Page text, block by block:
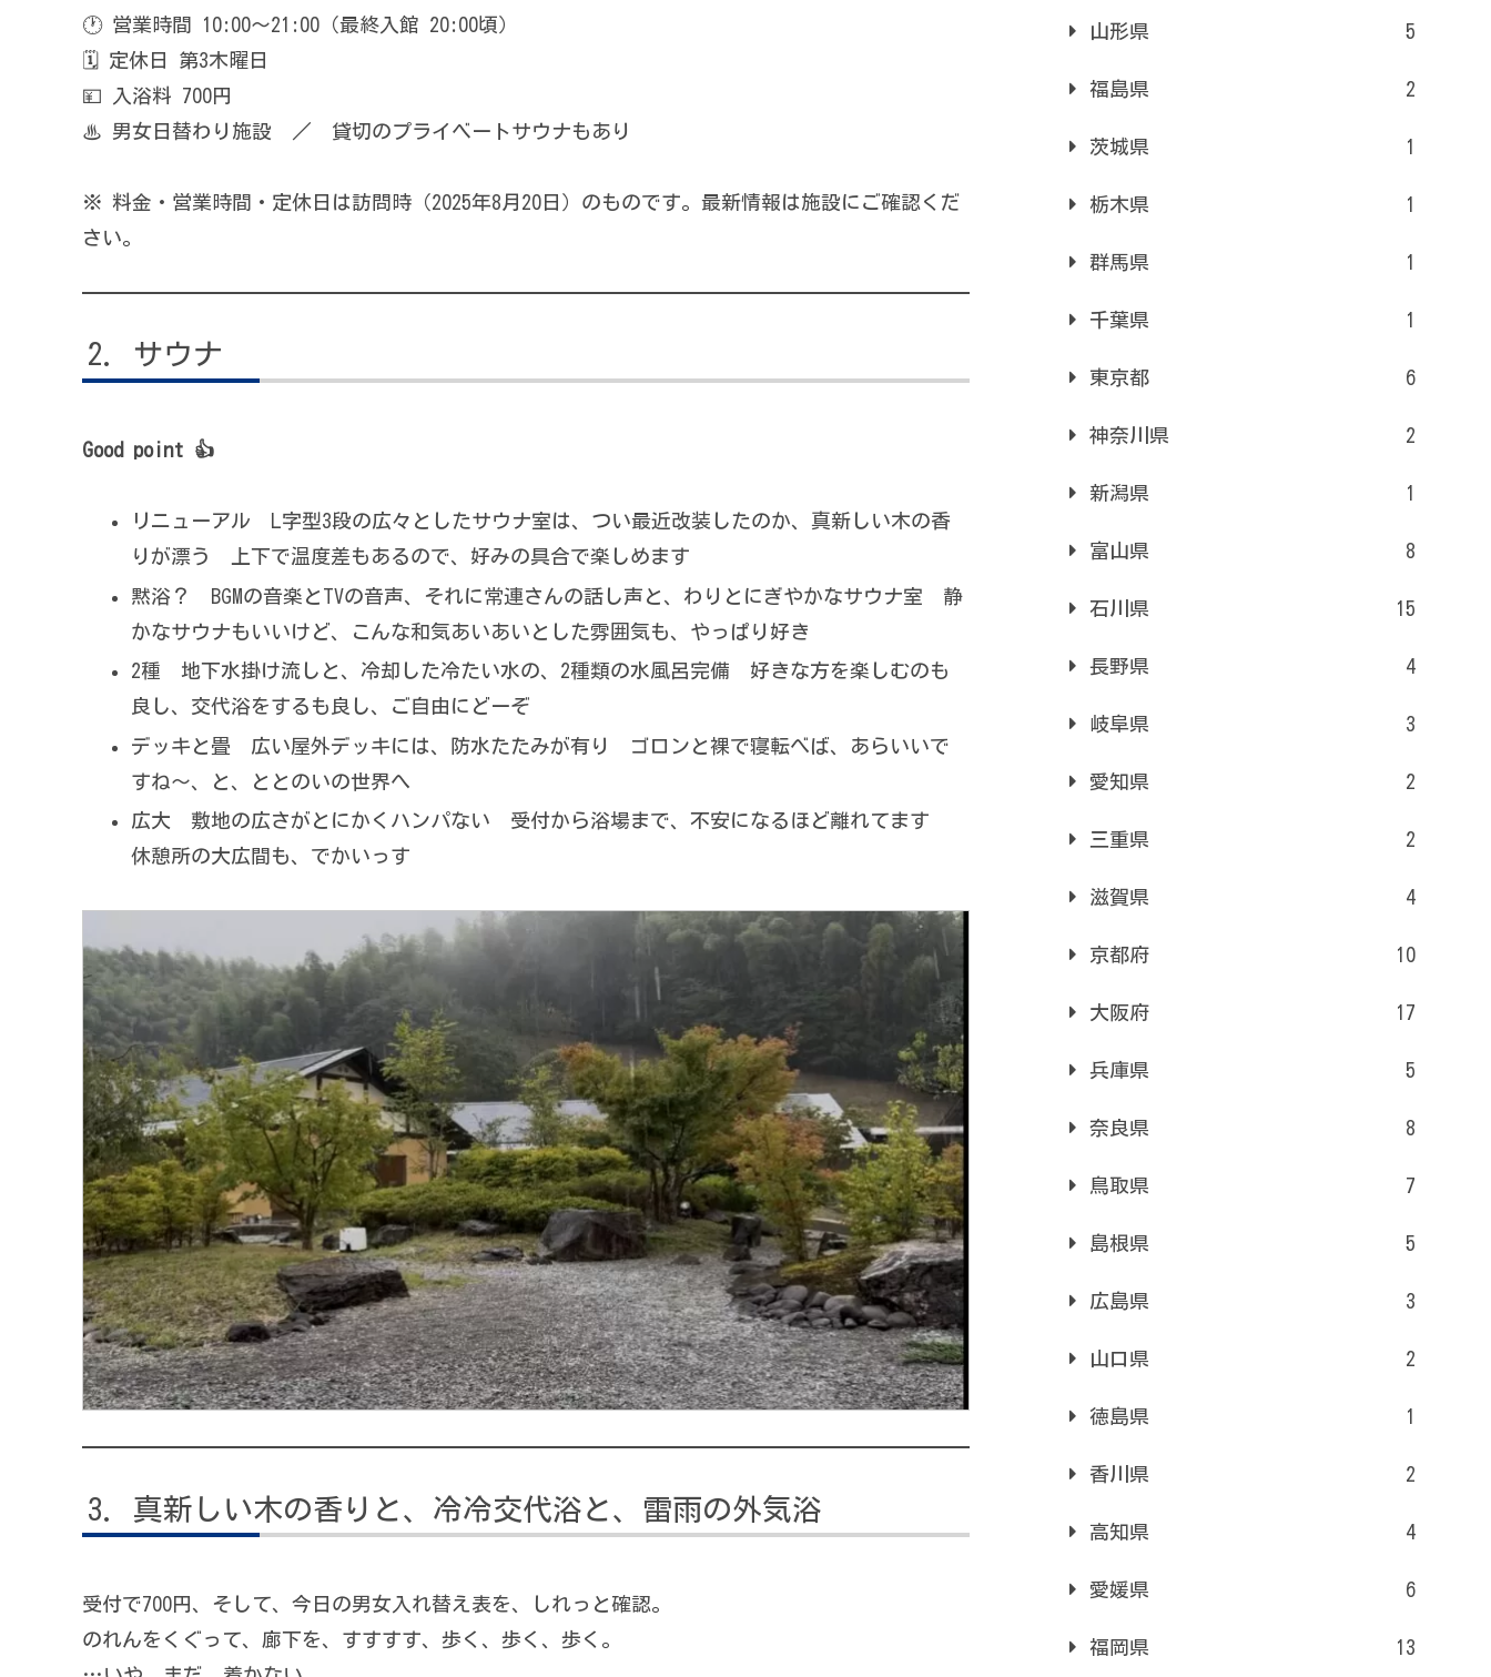
🕐 営業時間 10:00〜21:00（最終入館 20:00頃）
🗓 定休日 第3木曜日
💴 入浴料 700円
♨︎ 男女日替わり施設 ／ 貸切のプライベートサウナもあり
※ 料金・営業時間・定休日は訪問時（2025年8月20日）のものです。最新情報は施設にご確認くだ
さい。
サウナ
Good point 👍
リニューアル L字型3段の広々としたサウナ室は、つい最近改装したのか、真新しい木の香
りが漂う 上下で温度差もあるので、好みの具合で楽しめます
黙浴？ BGMの音楽とTVの音声、それに常連さんの話し声と、わりとにぎやかなサウナ室 静
かなサウナもいいけど、こんな和気あいあいとした雰囲気も、やっぱり好き
2種 地下水掛け流しと、冷却した冷たい水の、2種類の水風呂完備 好きな方を楽しむのも
良し、交代浴をするも良し、ご自由にどーぞ
デッキと畳 広い屋外デッキには、防水たたみが有り ゴロンと裸で寝転べば、あらいいで
すね〜、と、ととのいの世界へ
広大 敷地の広さがとにかくハンパない 受付から浴場まで、不安になるほど離れてます
休憩所の大広間も、でかいっす
真新しい木の香りと、冷冷交代浴と、雷雨の外気浴
受付で700円、そして、今日の男女入れ替え表を、しれっと確認。
のれんをくぐって、廊下を、すすすす、歩く、歩く、歩く。
山形県 5
福島県 2
茨城県 1
栃木県 1
群馬県 1
千葉県 1
東京都 6
神奈川県 2
新潟県 1
富山県 8
石川県 15
長野県 4
岐阜県 3
愛知県 2
三重県 2
滋賀県 4
京都府 10
大阪府 17
兵庫県 5
奈良県 8
鳥取県 7
島根県 5
広島県 3
山口県 2
徳島県 1
香川県 2
高知県 4
愛媛県 6
福岡県 13